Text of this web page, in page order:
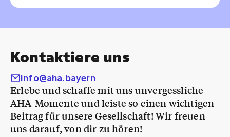
Kontaktiere uns
info@aha.bayern
Erlebe und schaffe mit uns unvergessliche
AHA-Momente und leiste so einen wichtigen
Beitrag für unsere Gesellschaft! Wir freuen
uns darauf, von dir zu hören!